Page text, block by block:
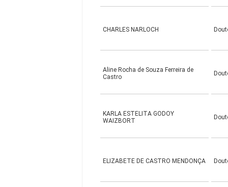
CHARLES NARLOCH
Aline Rocha de Souza Ferreira de
Castro
KARLA ESTELITA GODOY
WAIZBORT
ELIZABETE DE CASTRO MENDONÇA